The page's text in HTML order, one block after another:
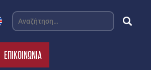
Αναζήτηση
για:
ΕΠΙΚΟΙΝΩΝΙΑ